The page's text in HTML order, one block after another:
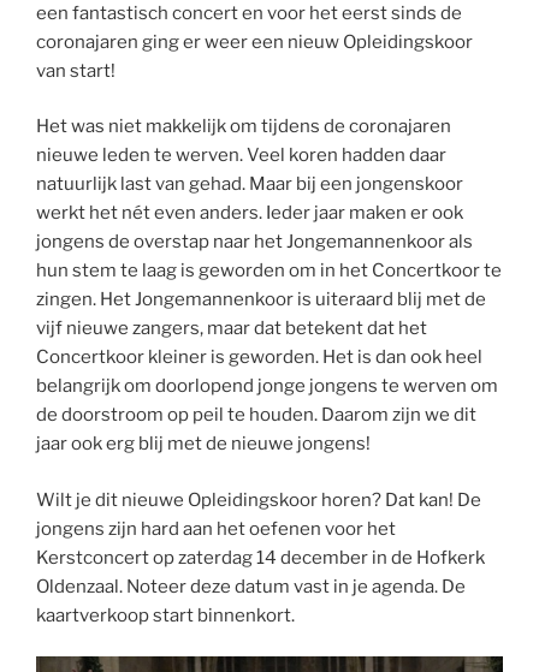
een fantastisch concert en voor het eerst sinds de
coronajaren ging er weer een nieuw Opleidingskoor
van start!
Het was niet makkelijk om tijdens de coronajaren
nieuwe leden te werven. Veel koren hadden daar
natuurlijk last van gehad. Maar bij een jongenskoor
werkt het nét even anders. Ieder jaar maken er ook
jongens de overstap naar het Jongemannenkoor als
hun stem te laag is geworden om in het Concertkoor te
zingen. Het Jongemannenkoor is uiteraard blij met de
vijf nieuwe zangers, maar dat betekent dat het
Concertkoor kleiner is geworden. Het is dan ook heel
belangrijk om doorlopend jonge jongens te werven om
de doorstroom op peil te houden. Daarom zijn we dit
jaar ook erg blij met de nieuwe jongens!
Wilt je dit nieuwe Opleidingskoor horen? Dat kan! De
jongens zijn hard aan het oefenen voor het
Kerstconcert op zaterdag 14 december in de Hofkerk
Oldenzaal. Noteer deze datum vast in je agenda. De
kaartverkoop start binnenkort.